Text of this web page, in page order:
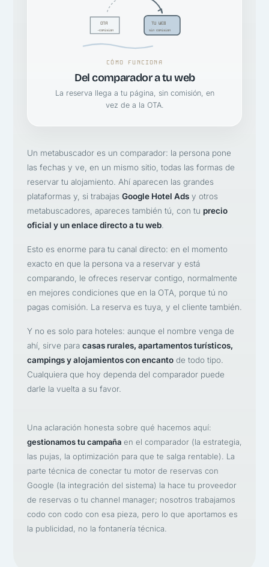
TU WEB
sin comision
OTA
-comision
CÓMO FUNCIONA
Del comparador a tu web
La reserva llega a tu página, sin comisión, en
vez de a la OTA.
Un metabuscador es un comparador: la persona pone
las fechas y ve, en un mismo sitio, todas las formas de
reservar tu alojamiento. Ahí aparecen las grandes
plataformas y, si trabajas Google Hotel Adsy otros
metabuscadores, apareces también tú, con tu precio
oficial y un enlace directo a tu web.
Esto es enorme para tu canal directo: en el momento
exacto en que la persona va a reservar y está
comparando, le ofreces reservar contigo, normalmente
en mejores condiciones que en la OTA, porque tú no
pagas comisión. La reserva es tuya, y el cliente también.
Y no es solo para hoteles: aunque el nombre venga de
ahí, sirve para casas rurales, apartamentos turísticos,
campings y alojamientos con encantode todo tipo.
Cualquiera que hoy dependa del comparador puede
darle la vuelta a su favor.
Una aclaración honesta sobre qué hacemos aquí:
gestionamos tu campañaen el comparador (la estrategia,
las pujas, la optimización para que te salga rentable). La
parte técnica de conectar tu motor de reservas con
Google (la integración del sistema) la hace tu proveedor
de reservas o tu channel manager; nosotros trabajamos
codo con codo con esa pieza, pero lo que aportamos es
la publicidad, no la fontanería técnica.